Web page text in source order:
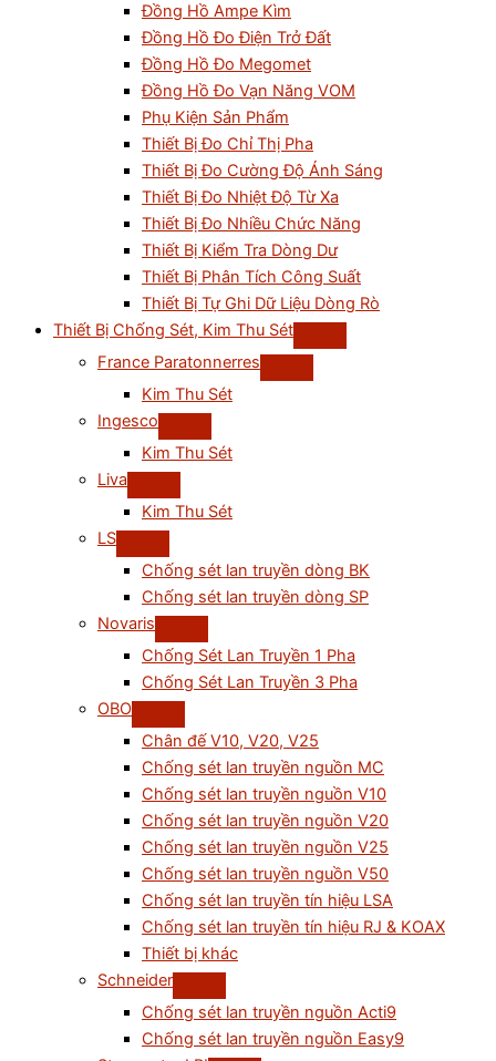
Đồng Hồ Ampe Kìm
Đồng Hồ Đo Điện Trở Đất
Đồng Hồ Đo Megomet
Đồng Hồ Đo Vạn Năng VOM
Phụ Kiện Sản Phẩm
Thiết Bị Đo Chỉ Thị Pha
Thiết Bị Đo Cường Độ Ánh Sáng
Thiết Bị Đo Nhiệt Độ Từ Xa
Thiết Bị Đo Nhiều Chức Năng
Thiết Bị Kiểm Tra Dòng Dư
Thiết Bị Phân Tích Công Suất
Thiết Bị Tự Ghi Dữ Liệu Dòng Rò
Thiết Bị Chống Sét, Kim Thu Sét
France Paratonnerres
Kim Thu Sét
Ingesco
Kim Thu Sét
Liva
Kim Thu Sét
LS
Chống sét lan truyền dòng BK
Chống sét lan truyền dòng SP
Novaris
Chống Sét Lan Truyền 1 Pha
Chống Sét Lan Truyền 3 Pha
OBO
Chân đế V10, V20, V25
Chống sét lan truyền nguồn MC
Chống sét lan truyền nguồn V10
Chống sét lan truyền nguồn V20
Chống sét lan truyền nguồn V25
Chống sét lan truyền nguồn V50
Chống sét lan truyền tín hiệu LSA
Chống sét lan truyền tín hiệu RJ & KOAX
Thiết bị khác
Schneider
Chống sét lan truyền nguồn Acti9
Chống sét lan truyền nguồn Easy9